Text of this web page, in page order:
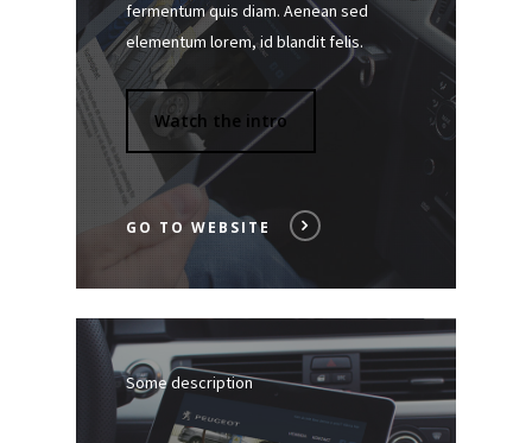
fermentum quis diam. Aenean sed
elementum lorem, id blandit felis.
Watch the intro
GO TO WEBSITE
Some description